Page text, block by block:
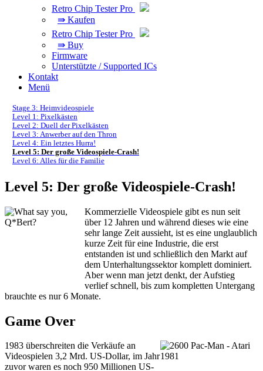
Retro Chip Tester Pro
⇛ Kaufen
Retro Chip Tester Pro
⇛ Buy
Firmware
Unterstützte / Supported ICs
Kontakt
Menü
Stage 3: Heimvideospiele
Level 1: Pixelkästen
Level 2: Duell der Pixelkästen
Level 3: Anwerber auf den Thron
Level 4: Ein letztes Hurra!
Level 5: Der große Videospiele-Crash!
Level 6: Alles für die Familie
Level 5: Der große Videospiele-Crash!
Kommerzielle Videospiele gibt es nun seit
über 12 Jahren und während dieses wie eine
sehr lange Zeit aussieht, ist es eine unglaublich
kurze Zeit für eine Industrie, die erst
entstanden ist und schließlich den Markt auf
dem Unterhaltungssektor komplett dominiert.
Aber wenn man jetzt denkt, der Aufstieg
verlief schnell, bis zum kompletten Untergang
brauchte es nur 6 Monate.
Game Over
1983 überschreiten die Verkäufe an
Videospielen 3,2 Mrd. US-Dollar, im Jahr
zuvor waren es noch 950 Millionen US-